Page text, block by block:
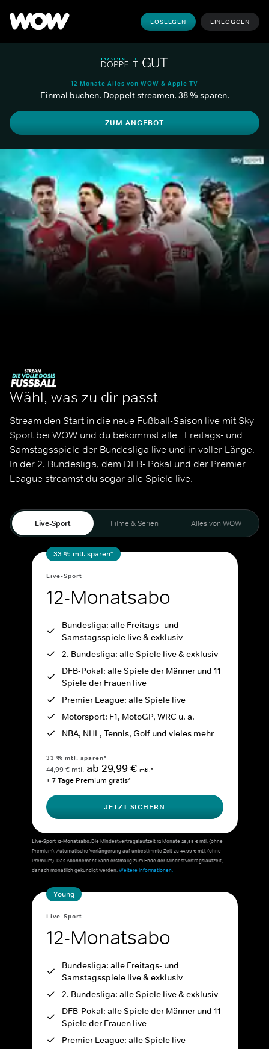
LOSLEGEN EINLOGGEN
12 Monate Alles von WOW & Apple TV
Einmal buchen. Doppelt streamen. 38 % sparen.
ZUM ANGEBOT
Wähl, was zu dir passt
Stream den Start in die neue Fußball-Saison live mit Sky
Sport bei WOW und du bekommst alle   Freitags- und
Samstagsspiele der Bundesliga live und in voller Länge.
In der 2. Bundesliga, dem DFB- Pokal und der Premier
League streamst du sogar alle Spiele live.
Live-Sport Filme & Serien Alles von WOW
33 % mtl. sparen*
Live-Sport
12-Monatsabo
Bundesliga: alle Freitags- und
Samstagsspiele live & exklusiv
2. Bundesliga: alle Spiele live & exklusiv
DFB-Pokal: alle Spiele der Männer und 11
Spiele der Frauen live
Premier League: alle Spiele live
Motorsport: F1, MotoGP, WRC u. a.
NBA, NHL, Tennis, Golf und vieles mehr
33 % mtl. sparen*
44,99 € mtl. ab 29,99 € mtl.*
+ 7 Tage Premium gratis*
JETZT SICHERN
Live-Sport 12-Monatsabo:Die Mindestvertragslaufzeit 12 Monate 29,99 € mtl. (ohne
Premium). Automatische Verlängerung auf unbestimmte Zeit zu 44,99 € mtl. (ohne
Premium). Das Abonnement kann erstmalig zum Ende der Mindestvertragslaufzeit,
danach monatlich gekündigt werden.Weitere Informationen.
Young
Live-Sport
12-Monatsabo
Bundesliga: alle Freitags- und
Samstagsspiele live & exklusiv
2. Bundesliga: alle Spiele live & exklusiv
DFB-Pokal: alle Spiele der Männer und 11
Spiele der Frauen live
Premier League: alle Spiele live